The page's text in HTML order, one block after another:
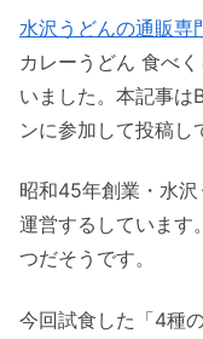
水沢うどんの通販専
カレーうどん 食べ
いました。本記事
ンに参加して投稿し
昭和45年創業・水
運営するしています
つだそうです。
今回試食した「4種